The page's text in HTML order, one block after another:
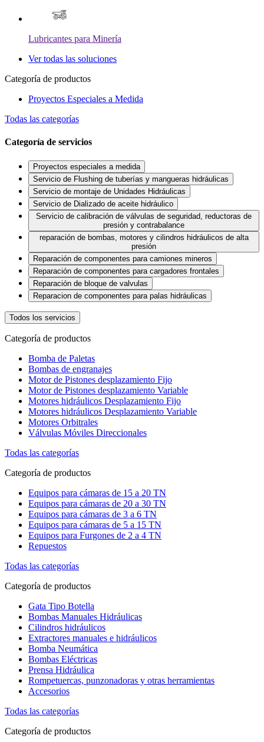
Lubricantes para Minería
Ver todas las soluciones
Categoría de productos
Proyectos Especiales a Medida
Todas las categorías
Categoría de servicios
Proyectos especiales a medida
Servicio de Flushing de tuberías y mangueras hidráulicas
Servicio de montaje de Unidades Hidráulicas
Servicio de Dializado de aceite hidráulico
Servicio de calibración de válvulas de seguridad, reductoras de
presión y contrabalance
reparación de bombas, motores y cilindros hidráulicos de alta
presión
Reparación de componentes para camiones mineros
Reparación de componentes para cargadores frontales
Reparación de bloque de valvulas
Reparacion de componentes para palas hidráulicas
Todos los servicios
Categoría de productos
Bomba de Paletas
Bombas de engranajes
Motor de Pistones desplazamiento Fijo
Motor de Pistones desplazamiento Variable
Motores hidráulicos Desplazamiento Fijo
Motores hidráulicos Desplazamiento Variable
Motores Orbitrales
Válvulas Móviles Direccionales
Todas las categorías
Categoría de productos
Equipos para cámaras de 15 a 20 TN
Equipos para cámaras de 20 a 30 TN
Equipos para cámaras de 3 a 6 TN
Equipos para cámaras de 5 a 15 TN
Equipos para Furgones de 2 a 4 TN
Repuestos
Todas las categorías
Categoría de productos
Gata Tipo Botella
Bombas Manuales Hidráulicas
Cilindros hidráulicos
Extractores manuales e hidráulicos
Bomba Neumática
Bombas Eléctricas
Prensa Hidráulica
Rompetuercas, punzonadoras y otras herramientas
Accesorios
Todas las categorías
Categoría de productos